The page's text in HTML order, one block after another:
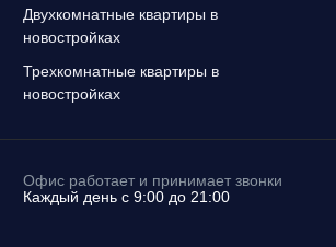
Двухкомнатные квартиры в
новостройках
Трехкомнатные квартиры в
новостройках
Офис работает и принимает звонки
Каждый день с 9:00 до 21:00